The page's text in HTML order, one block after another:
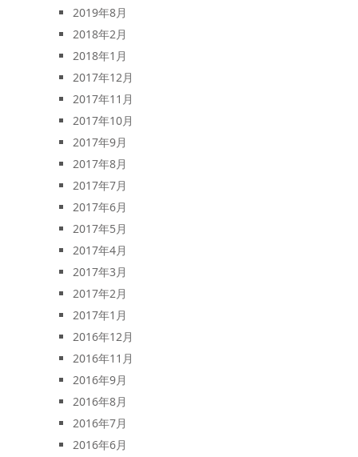
2019年8月
2018年2月
2018年1月
2017年12月
2017年11月
2017年10月
2017年9月
2017年8月
2017年7月
2017年6月
2017年5月
2017年4月
2017年3月
2017年2月
2017年1月
2016年12月
2016年11月
2016年9月
2016年8月
2016年7月
2016年6月